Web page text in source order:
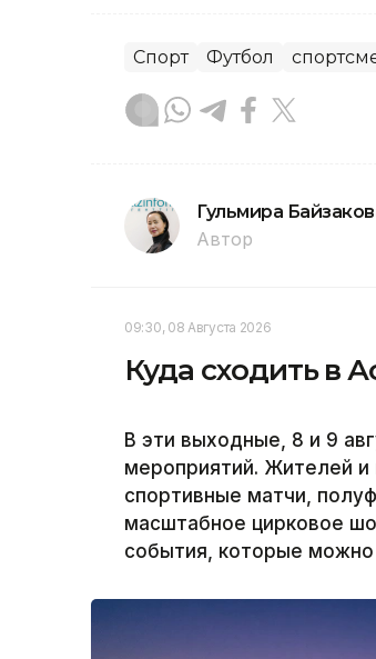
Спорт Футбол
Гульмира
Автор
09:30, 08 Августа 2026
Куда сходить в
В эти выходные, 8 и 9
мероприятий. Жителей
спортивные матчи,
масштабное цирковое
события, которые